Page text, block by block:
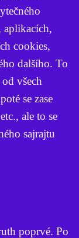
aplikacích,
cookies,
dalšího. To
všech
se zase
ale to se
sajrajtu
poprvé. Po